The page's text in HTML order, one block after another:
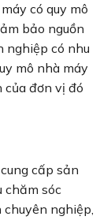
có quy mô
bảo nguồn
nghiệp có nhu
mô nhà máy
của đơn vị đó
cấp sản
chăm sóc
nghiệp,